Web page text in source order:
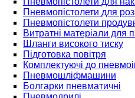
Пневмопістолети для
Пневмопістолети
Витратні матеріали для
Шланги високого тиску
Підготовка повітря
Комплектуючі до
Пневмошліфмашини
Болгарки пневматичні